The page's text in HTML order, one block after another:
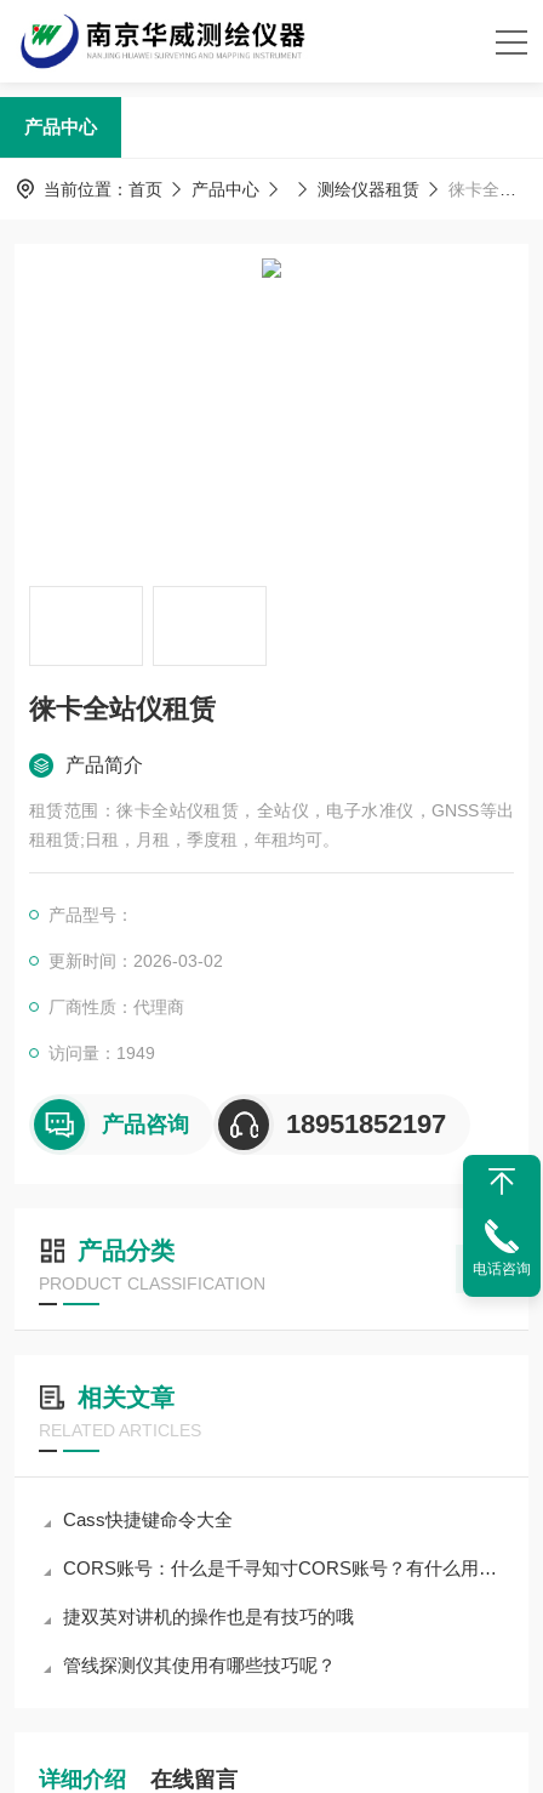
产品中心
当前位置： 首页 产品中心 测绘仪器租赁 徕卡全站仪租赁
徕卡全站仪租赁
产品简介
租赁范围：徕卡全站仪租赁，全站仪，电子水准仪，GNSS等出
租租赁;日租，月租，季度租，年租均可。
产品型号：
更新时间：2026-03-02
厂商性质：代理商
访问量：1949
产品咨询 18951852197
产品分类
PRODUCT CLASSIFICATION
相关文章
RELATED ARTICLES
Cass快捷键命令大全
CORS账号：什么是千寻知寸CORS账号？有什么用途？
捷双英对讲机的操作也是有技巧的哦
管线探测仪其使用有哪些技巧呢？
详细介绍 在线留言
电话咨询